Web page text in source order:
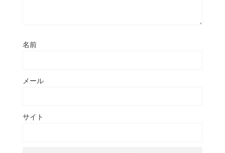
名前
メール
サイト